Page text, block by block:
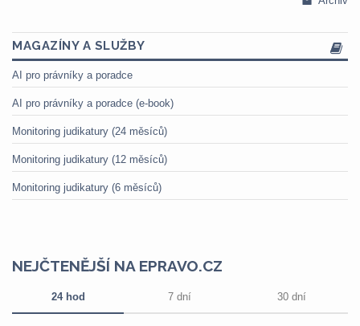
MAGAZÍNY A SLUŽBY
AI pro právníky a poradce
AI pro právníky a poradce (e-book)
Monitoring judikatury (24 měsíců)
Monitoring judikatury (12 měsíců)
Monitoring judikatury (6 měsíců)
NEJČTENĚJŠÍ NA EPRAVO.CZ
24 hod 7 dní 30 dní